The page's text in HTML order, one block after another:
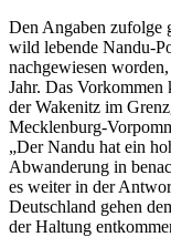
Den Angaben zufolge
wild lebende Nandu-
nachgewiesen
Jahr. Das Vorkommen
der Wakenitz im
Mecklenburg-
„Der Nandu hat ein
Abwanderung in
es weiter in der
Deutschland gehen
der Haltung